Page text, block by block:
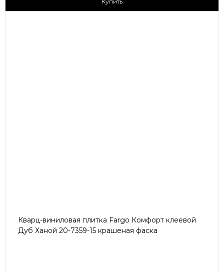
Кварц-виниловая плитка Fargo Комфорт клеевой
Дуб Ханой 20-7359-15 крашеная фаска